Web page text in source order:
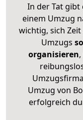
In der Tat gibt
einem Umzug
wichtig, sich
Umzugs
organisieren
Umzug von
erfolgreich